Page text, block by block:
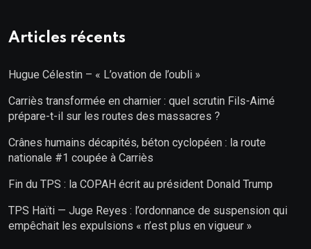
Articles récents
Hugue Célestin – « L’ovation de l’oubli »
Carriès transformée en charnier : quel scrutin Fils-Aimé
prépare-t-il sur les routes des massacres ?
Crânes humains décapités, béton cyclopéen : la route
nationale #1 coupée à Carriès
Fin du TPS : la COPAH écrit au président Donald Trump
TPS Haïti — Juge Reyes : l’ordonnance de suspension qui
empêchait les expulsions « n’est plus en vigueur »